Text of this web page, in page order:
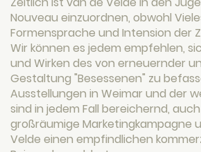
Nouveau einzuordnen, obwohl
Formensprache und Intension der
Wir können es jedem empfehlen,
und Wirken des von erneuernder
Gestaltung "Besessenen" zu
Ausstellungen in Weimar und der
sind in jedem Fall bereichernd,
großräumige Marketingkampagne
Velde einen empfindlichen